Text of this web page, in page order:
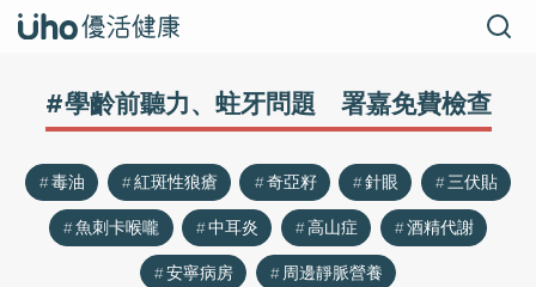
#學齡前聽力、蛀牙問題 署嘉免費檢查
毒油 紅斑性狼瘡 奇亞籽 針眼
三伏貼
魚刺卡喉嚨
中耳炎 高山症
酒精代謝
安寧病房
周邊靜脈營養